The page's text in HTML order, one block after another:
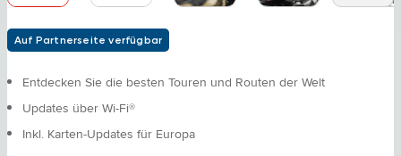
Auf Partnerseite verfügbar
Entdecken Sie die besten Touren und Routen der Welt
Updates über Wi-Fi®
Inkl. Karten-Updates für Europa